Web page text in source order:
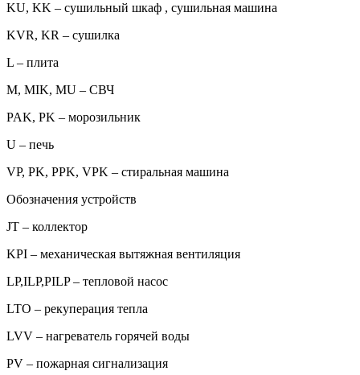
KU, KK – сушильный шкаф , сушильная машина
KVR, KR – сушилка
L – плита
M, MIK, MU – СВЧ
PAK, PK – морозильник
U – печь
VP, PK, PPK, VPK – стиральная машина
Обозначения устройств
JT – коллектор
KPI – механическая вытяжная вентиляция
LP,ILP,PILP – тепловой насос
LTO – рекуперация тепла
LVV – нагреватель горячей воды
PV – пожарная сигнализация